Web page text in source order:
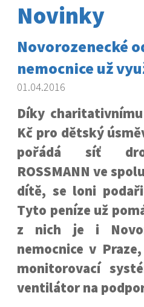
Novinky
Novorozenecké
nemocnice už
01.04.2016
Díky
Kč pro dětský
pořádá síť
ROSSMANN ve
dítě, se loni
Tyto peníze už
z nich je i
nemocnice v
monitorovací
ventilátor na